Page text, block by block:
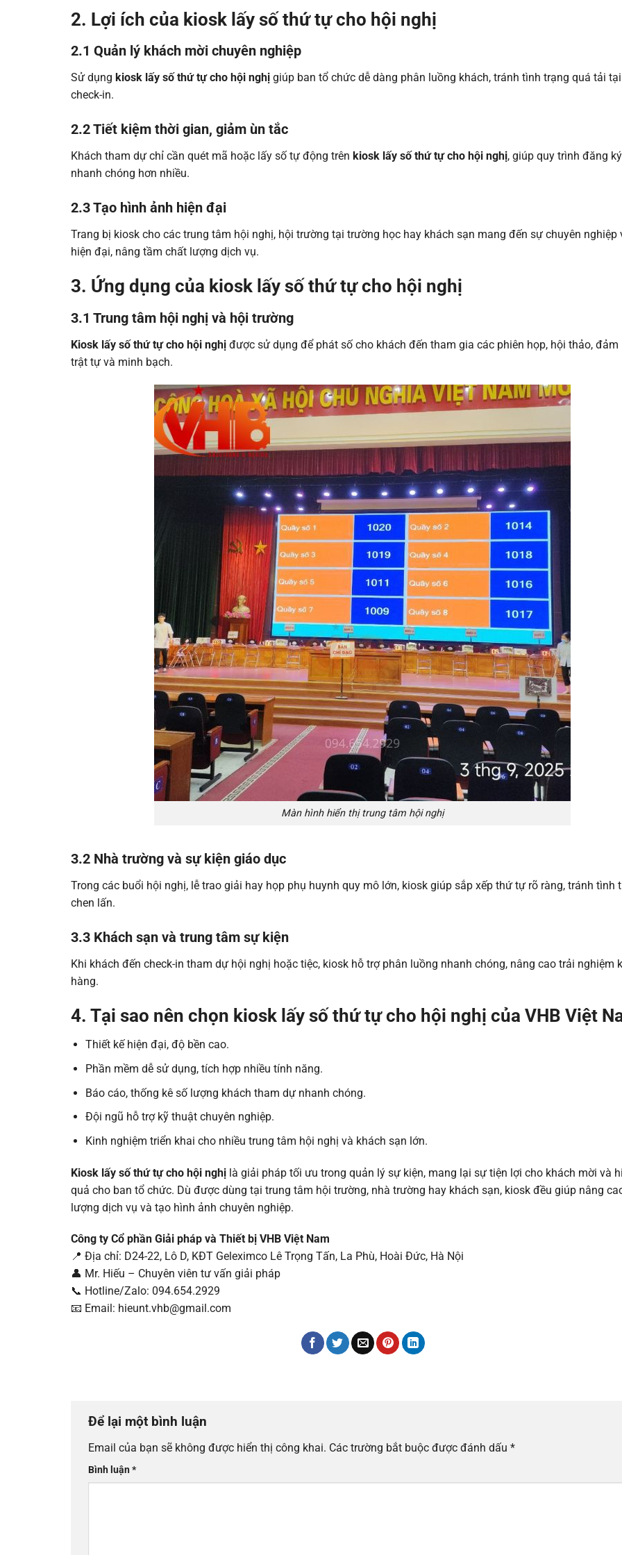
2. Lợi ích của kiosk lấy số thứ tự cho hội nghị
2.1 Quản lý khách mời chuyên nghiệp
Sử dụng kiosk lấy số thứ tự cho hội nghị giúp ban tổ chức dễ dàng phân luồng khách, tránh tình trạng quá tải
check-in.
2.2 Tiết kiệm thời gian, giảm ùn tắc
Khách tham dự chỉ cần quét mã hoặc lấy số tự động trên kiosk lấy số thứ tự cho hội nghị, giúp quy trình đăng ký
nhanh chóng hơn nhiều.
2.3 Tạo hình ảnh hiện đại
Trang bị kiosk cho các trung tâm hội nghị, hội trường tại trường học hay khách sạn mang đến sự chuyên nghiệp
hiện đại, nâng tầm chất lượng dịch vụ.
3. Ứng dụng của kiosk lấy số thứ tự cho hội nghị
3.1 Trung tâm hội nghị và hội trường
Kiosk lấy số thứ tự cho hội nghị được sử dụng để phát số cho khách đến tham gia các phiên họp, hội thảo, đảm
trật tự và minh bạch.
Màn hình hiển thị trung tâm hội nghị
3.2 Nhà trường và sự kiện giáo dục
Trong các buổi hội nghị, lễ trao giải hay họp phụ huynh quy mô lớn, kiosk giúp sắp xếp thứ tự rõ ràng, tránh tình
chen lấn.
3.3 Khách sạn và trung tâm sự kiện
Khi khách đến check-in tham dự hội nghị hoặc tiệc, kiosk hỗ trợ phân luồng nhanh chóng, nâng cao trải nghiệm
hàng.
4. Tại sao nên chọn kiosk lấy số thứ tự cho hội nghị của VHB Việt
Thiết kế hiện đại, độ bền cao.
Phần mềm dễ sử dụng, tích hợp nhiều tính năng.
Báo cáo, thống kê số lượng khách tham dự nhanh chóng.
Đội ngũ hỗ trợ kỹ thuật chuyên nghiệp.
Kinh nghiệm triển khai cho nhiều trung tâm hội nghị và khách sạn lớn.
Kiosk lấy số thứ tự cho hội nghị là giải pháp tối ưu trong quản lý sự kiện, mang lại sự tiện lợi cho khách mời và
quả cho ban tổ chức. Dù được dùng tại trung tâm hội trường, nhà trường hay khách sạn, kiosk đều giúp nâng
lượng dịch vụ và tạo hình ảnh chuyên nghiệp.
Công ty Cổ phần Giải pháp và Thiết bị VHB Việt Nam
📍 Địa chỉ: D24-22, Lô D, KĐT Geleximco Lê Trọng Tấn, La Phù, Hoài Đức, Hà Nội
👤 Mr. Hiếu – Chuyên viên tư vấn giải pháp
📞 Hotline/Zalo: 094.654.2929
📧 Email: hieunt.vhb@gmail.com
Để lại một bình luận
Email của bạn sẽ không được hiển thị công khai. Các trường bắt buộc được đánh dấu *
Bình luận*